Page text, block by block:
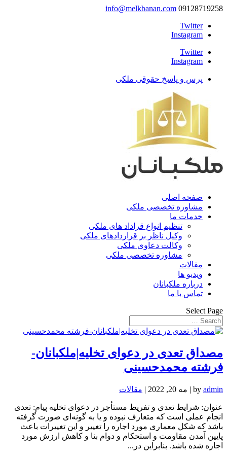
09128719258
info@melkbanan.com
Twitter
Instagram
Twitter
Instagram
پرس و پاسخ حقوقی ملکی
صفحه اصلی
مشاوره تخصصی ملکی
خدمات ما
تنظیم انواع قراداد های ملکی
وکیل ناظر بر قراردادهای ملکی
وکالت دعاوی ملکی
مشاوره تخصصی ملکی
مقالات
ویدیو ها
درباره ملکبانان
تماس با ما
Select Page
مصداق تعدی در دعوای تخلیه|ملکبانان-
فرشته محمدحسینی
by admin
| مه 20, 2022 | مقالات
عنوان: شرایط تعدی و تفریط مستأجر در دعوای تخلیه پیام: تعدی
انجام عملی است که متعارف نبوده و یا به گونه‌ای صورت گرفته
باشد که شکل معماری مورد اجاره را تغییر و این تغییرات باعث
پایین آمدن مقاومت و استحکام و دوام بنا و کاهش ارزش مورد
اجاره شده باشد. بنابراین در...